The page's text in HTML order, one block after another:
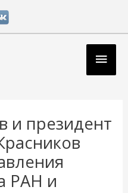
и президент
РАН и